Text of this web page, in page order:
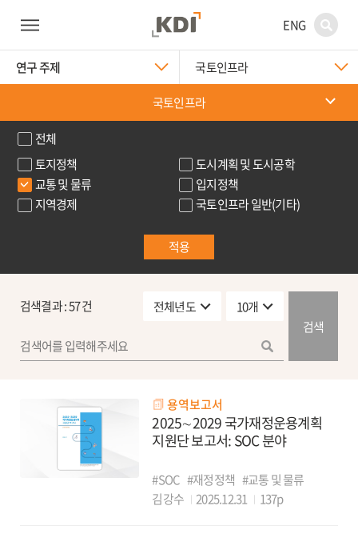
ENG
연구 주제 국토인프라
국토인프라
전체
토지정책
도시계획 및 도시공학
교통 및 물류
입지정책
지역경제
국토인프라 일반(기타)
적용
검색결과 :57건
검색
용역보고서
2025∼2029 국가재정운용계획
지원단 보고서: SOC 분야
#SOC #재정정책 #교통 및 물류
김강수
2025.12.31 137p